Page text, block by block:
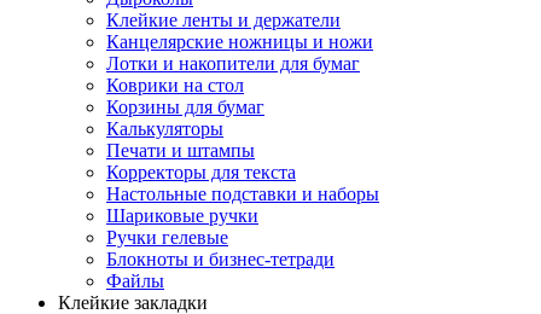
Клейкие ленты и держатели
Канцелярские ножницы и ножи
Лотки и накопители для бумаг
Коврики на стол
Корзины для бумаг
Калькуляторы
Печати и штампы
Корректоры для текста
Настольные подставки и наборы
Шариковые ручки
Ручки гелевые
Блокноты и бизнес-тетради
Файлы
Клейкие закладки